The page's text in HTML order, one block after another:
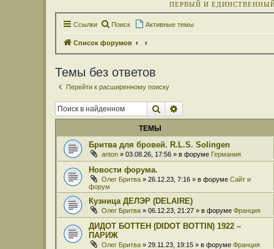
ПЕРВЫЙ И
Ссылки Поиск Активные темы
Список форумов
Темы без ответов
Перейти к расширенному поиску
Поиск
ТЕМЫ
Бритва для бровей. R.L.S. Solingen
anton » 03.08.26, 17:56 » в форуме Германия
Новости форума.
Олег Бритва » 26.12.23, 7:16 » в форуме Сайт и
форум
Кузница ДЕЛЭР (DELAIRE)
Олег Бритва » 06.12.23, 21:27 » в форуме Франция
ДИДОТ БОТТЕН (DIDOT BOTTIN) 1922 –
ПАРИЖ
Олег Бритва » 29.11.23, 19:15 » в форуме Франция